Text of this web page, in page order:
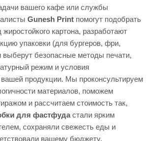
вашего кафе или службы
Gunesh Print помогут подобрать
картона, разработают
упаковки (для бургеров, фри,
выберут безопасные методы печати,
режим и условия
вашей продукции. Мы проконсультируем
материалов, поможем
и рассчитаем стоимость так,
для фастфудастали ярким
сохраняли свежесть еды и
вашему бюджету.